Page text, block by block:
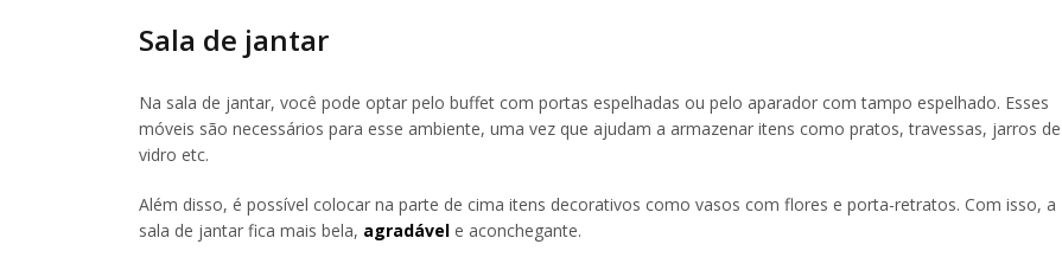
Sala de jantar
Na sala de jantar, você pode optar pelo buffet com portas espelhadas ou pelo aparador com tampo espelhado. Esses
móveis são necessários para esse ambiente, uma vez que ajudam a armazenar itens como pratos, travessas, jarros de
vidro etc.
Além disso, é possível colocar na parte de cima itens decorativos como vasos com flores e porta-retratos. Com isso, a
sala de jantar fica mais bela, agradável e aconchegante.